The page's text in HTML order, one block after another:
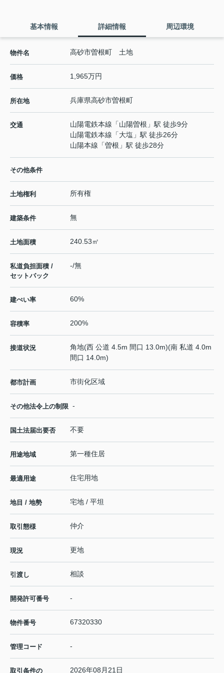
基本情報 詳細情報 周辺環境
物件名 高砂市曽根町 土地
価格 1,965万円
所在地 兵庫県高砂市曽根町
交通 山陽電鉄本線 「山陽曽根 」駅 徒歩9分
山陽電鉄本線 「大塩 」駅 徒歩26分
山陽本線 「曽根 」駅 徒歩28分
その他条件
土地権利 所有権
建築条件 無
土地面積 240.53㎡
私道負担面積 /
セットバック
-/無
建ぺい率 60%
容積率 200%
接道状況
角地(西 公道 4.5m 間口 13.0m)(南 私道 4.0m
間口 14.0m)
都市計画 市街化区域
その他法令上の制限 -
国土法届出要否 不要
用途地域 第一種住居
最適用途 住宅用地
地目 / 地勢 宅地 / 平坦
取引態様 仲介
現況 更地
引渡し 相談
開発許可番号 -
物件番号 67320330
管理コード -
取引条件の 2026年08月21日